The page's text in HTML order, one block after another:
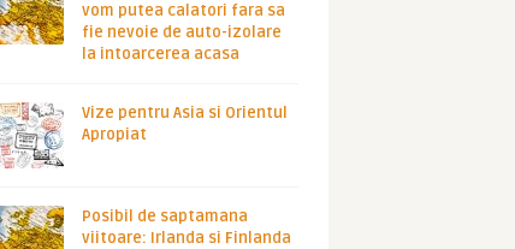
vom putea calatori fara sa
fie nevoie de auto-izolare
la intoarcerea acasa
Vize pentru Asia si Orientul
Apropiat
Posibil de saptamana
viitoare: Irlanda si Finlanda